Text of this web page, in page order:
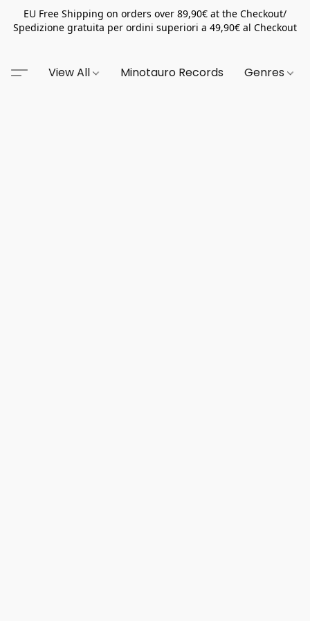
EU Free Shipping on orders over 89,90€ at the Checkout/
Spedizione gratuita per ordini superiori a 49,90€ al Checkout
View All Minotauro Records Genres